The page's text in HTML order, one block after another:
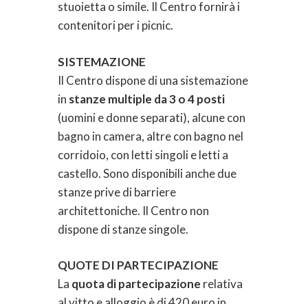
stuoietta o simile. Il Centro fornirà i
contenitori per i picnic.
SISTEMAZIONE
Il Centro dispone di una sistemazione
in stanze multiple da 3 o 4 posti
(uomini e donne separati), alcune con
bagno in camera, altre con bagno nel
corridoio, con letti singoli e letti a
castello. Sono disponibili anche due
stanze prive di barriere
architettoniche. Il Centro non
dispone di stanze singole.
QUOTE DI PARTECIPAZIONE
La quota di partecipazione relativa